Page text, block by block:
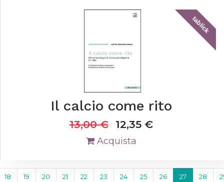
tablick
Il calcio come rito
13,00€ 12,35€
Acquista
18 19 20 21 22 23 24 25 26 27 28